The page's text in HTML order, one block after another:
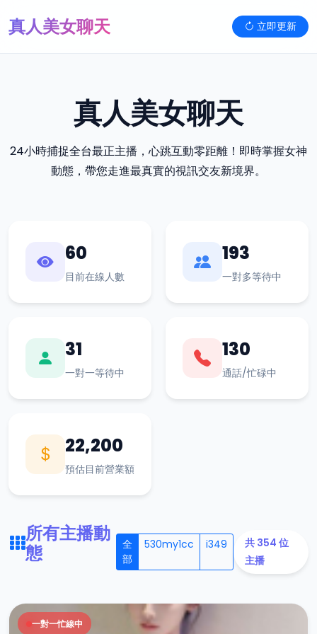
真人美女聊天 立即更新
真人美女聊天
24小時捕捉全台最正主播，心跳互動零距離！即時掌握女神
動態，帶您走進最真實的視訊交友新境界。
60
目前在線人數
193
一對多等待中
31
一對一等待中
130
通話/忙碌中
22,200
預估目前營業額
所有主播動
態
全
部
530my1cc i349
共 354 位
主播
一對一忙線中